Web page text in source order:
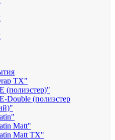
TX"
(полиэстер)"
Double (полиэстер
Мatt"
Matt TX"